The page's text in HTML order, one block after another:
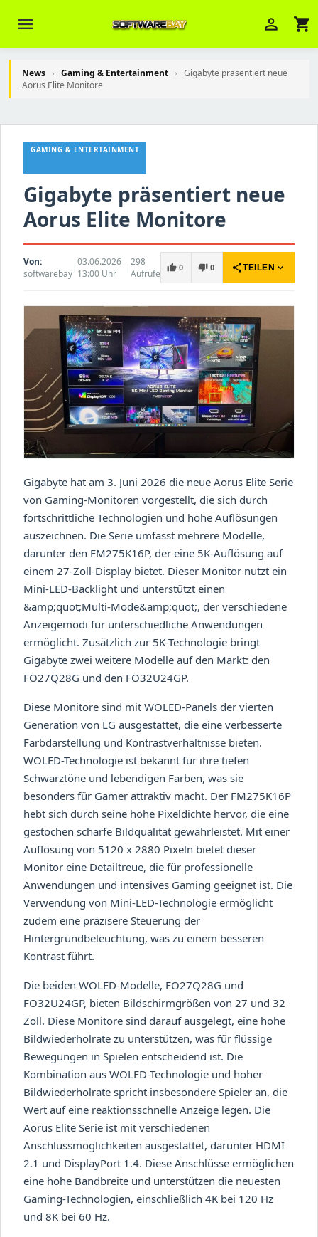
menu person_outline shopping_cart
News › Gaming & Entertainment › Gigabyte präsentiert neue
Aorus Elite Monitore
GAMING & ENTERTAINMENT
Gigabyte präsentiert neue
Aorus Elite Monitore
Von:
softwarebay|03.06.2026
13:00 Uhr
|298
Aufrufe
thumb_up 0 thumb_down 0 shareTEILEN expand_more
Gigabyte hat am 3. Juni 2026 die neue Aorus Elite Serie
von Gaming-Monitoren vorgestellt, die sich durch
fortschrittliche Technologien und hohe Auflösungen
auszeichnen. Die Serie umfasst mehrere Modelle,
darunter den FM275K16P, der eine 5K-Auflösung auf
einem 27-Zoll-Display bietet. Dieser Monitor nutzt ein
Mini-LED-Backlight und unterstützt einen
&amp;quot;Multi-Mode&amp;quot;, der verschiedene
Anzeigemodi für unterschiedliche Anwendungen
ermöglicht. Zusätzlich zur 5K-Technologie bringt
Gigabyte zwei weitere Modelle auf den Markt: den
FO27Q28G und den FO32U24GP.
Diese Monitore sind mit WOLED-Panels der vierten
Generation von LG ausgestattet, die eine verbesserte
Farbdarstellung und Kontrastverhältnisse bieten.
WOLED-Technologie ist bekannt für ihre tiefen
Schwarztöne und lebendigen Farben, was sie
besonders für Gamer attraktiv macht. Der FM275K16P
hebt sich durch seine hohe Pixeldichte hervor, die eine
gestochen scharfe Bildqualität gewährleistet. Mit einer
Auflösung von 5120 x 2880 Pixeln bietet dieser
Monitor eine Detailtreue, die für professionelle
Anwendungen und intensives Gaming geeignet ist. Die
Verwendung von Mini-LED-Technologie ermöglicht
zudem eine präzisere Steuerung der
Hintergrundbeleuchtung, was zu einem besseren
Kontrast führt.
Die beiden WOLED-Modelle, FO27Q28G und
FO32U24GP, bieten Bildschirmgrößen von 27 und 32
Zoll. Diese Monitore sind darauf ausgelegt, eine hohe
Bildwiederholrate zu unterstützen, was für flüssige
Bewegungen in Spielen entscheidend ist. Die
Kombination aus WOLED-Technologie und hoher
Bildwiederholrate spricht insbesondere Spieler an, die
Wert auf eine reaktionsschnelle Anzeige legen. Die
Aorus Elite Serie ist mit verschiedenen
Anschlussmöglichkeiten ausgestattet, darunter HDMI
2.1 und DisplayPort 1.4. Diese Anschlüsse ermöglichen
eine hohe Bandbreite und unterstützen die neuesten
Gaming-Technologien, einschließlich 4K bei 120 Hz
und 8K bei 60 Hz.
Brasov
z. B. Ihre Bestellnummer (z.B.
S24DXG9F8JK2) nennen.